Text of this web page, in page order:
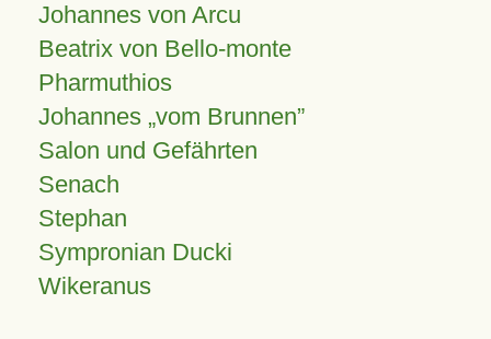
Johannes von Arcu
Beatrix von Bello-monte
Pharmuthios
Johannes vom Brunnen
Salon und Gefährten
Senach
Stephan
Sympronian Ducki
Wikeranus